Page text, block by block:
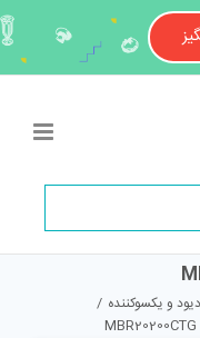
دیود و یکسوکننده /
MBR20200CTG